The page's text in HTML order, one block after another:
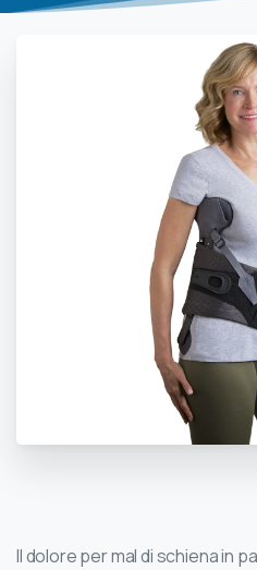
Il dolore per mal di schiena in